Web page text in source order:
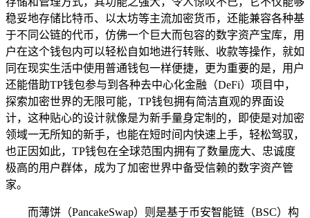
稳妥地存储比特币、以太坊等主流加密货币，还能兼容各种基
于不同公链的代币，仿佛一个巨大而包容的数字资产宝库，用
户在这个钱包内可以轻松自如地进行转账、收款等操作，就如
同在现实生活中使用普通钱包一样便捷，更为重要的是，用户
还能借助TP钱包参与到各种去中心化金融（DeFi）项目中，
探索加密世界的无限可能，TP钱包拥有简洁直观的界面设
计，这种贴心的设计就像是为新手量身定制的，即使是对加密
领域一无所知的新手，也能在短时间内快速上手，轻松驾驭，
也正因如此，TP钱包在全球范围内拥有了数量庞大、忠诚度
极高的用户群体，成为了加密世界中备受信赖的数字资产管
家。
而薄饼（PancakeSwap）则是基于币安智能链（BSC）构